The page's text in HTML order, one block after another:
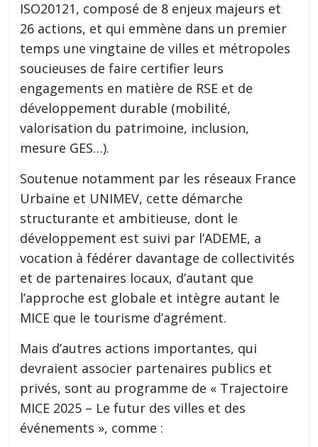
ISO20121, composé de 8 enjeux majeurs et
26 actions, et qui emmène dans un premier
temps une vingtaine de villes et métropoles
soucieuses de faire certifier leurs
engagements en matière de RSE et de
développement durable (mobilité,
valorisation du patrimoine, inclusion,
mesure GES…).
Soutenue notamment par les réseaux France
Urbaine et UNIMEV, cette démarche
structurante et ambitieuse, dont le
développement est suivi par l’ADEME, a
vocation à fédérer davantage de collectivités
et de partenaires locaux, d’autant que
l’approche est globale et intègre autant le
MICE que le tourisme d’agrément.
Mais d’autres actions importantes, qui
devraient associer partenaires publics et
privés, sont au programme de « Trajectoire
MICE 2025 – Le futur des villes et des
événements », comme :